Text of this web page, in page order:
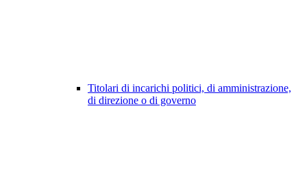
Titolari di incarichi politici, di amministrazione,
di direzione o di governo